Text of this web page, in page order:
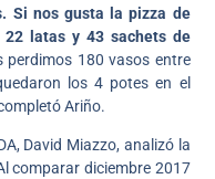
Si nos gusta la pizza de
22 latas y 43 sachets de
perdimos 180 vasos entre
los 4 potes en el
Ariño.
David Miazzo, analizó la
comparar diciembre 2017